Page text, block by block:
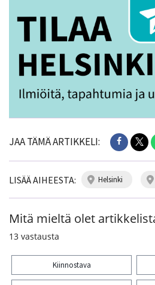
JAA TÄMÄ ARTIKKELI:
LISÄÄ AIHEESTA: helsinki
Mitä mieltä olet
13 vastausta
Kiinnostava